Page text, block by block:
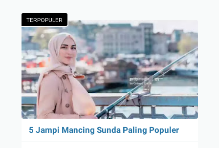
TERPOPULER
5 Jampi Mancing Sunda Paling Populer